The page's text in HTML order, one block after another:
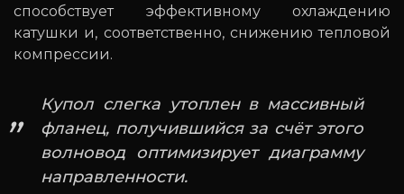
способствует эффективному охлаждению
катушки и, соответственно, снижению тепловой
компрессии.
Купол слегка утоплен в массивный
фланец, получившийся за счёт этого
волновод оптимизирует диаграмму
направленности.